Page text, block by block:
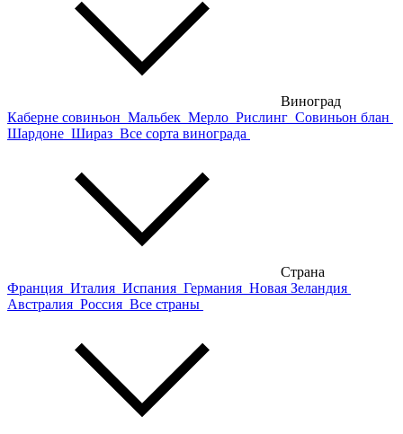
Виноград
Каберне совиньон Мальбек Мерло Рислинг Совиньон блан
Шардоне Шираз Все сорта винограда
Страна
Франция Италия Испания Германия Новая Зеландия
Австралия Россия Все страны